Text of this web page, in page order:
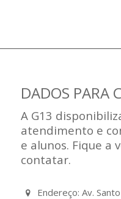
DADOS PARA
A G13
atendimento e
e alunos. Fique a
contatar.
Endereço: Av.